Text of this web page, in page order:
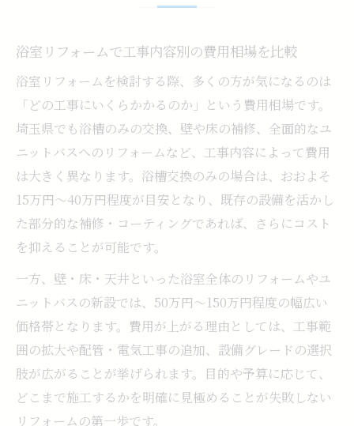
浴室リフォームで工事内容別の費用相場を比較
浴室リフォームを検討する際、多くの方が気になるのは
「どの工事にいくらかかるのか」という費用相場です。
埼玉県でも浴槽のみの交換、壁や床の補修、全面的なユ
ニットバスへのリフォームなど、工事内容によって費用
は大きく異なります。浴槽交換のみの場合は、おおよそ
15万円～40万円程度が目安となり、既存の設備を活かし
た部分的な補修・コーティングであれば、さらにコスト
を抑えることが可能です。
一方、壁・床・天井といった浴室全体のリフォームやユ
ニットバスの新設では、50万円～150万円程度の幅広い
価格帯となります。費用が上がる理由としては、工事範
囲の拡大や配管・電気工事の追加、設備グレードの選択
肢が広がることが挙げられます。目的や予算に応じて、
どこまで施工するかを明確に見極めることが失敗しない
リフォームの第一歩です。